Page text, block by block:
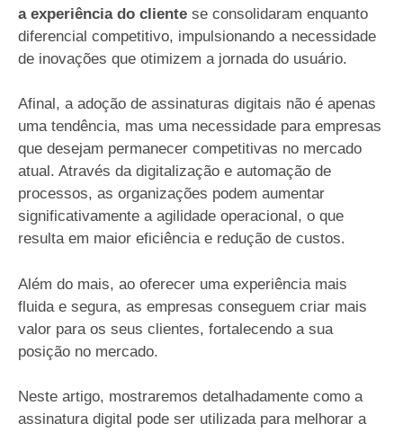
a experiência do cliente se consolidaram enquanto
diferencial competitivo, impulsionando a necessidade
de inovações que otimizem a jornada do usuário.
Afinal, a adoção de assinaturas digitais não é apenas
uma tendência, mas uma necessidade para empresas
que desejam permanecer competitivas no mercado
atual. Através da digitalização e automação de
processos, as organizações podem aumentar
significativamente a agilidade operacional, o que
resulta em maior eficiência e redução de custos.
Além do mais, ao oferecer uma experiência mais
fluida e segura, as empresas conseguem criar mais
valor para os seus clientes, fortalecendo a sua
posição no mercado.
Neste artigo, mostraremos detalhadamente como a
assinatura digital pode ser utilizada para melhorar a